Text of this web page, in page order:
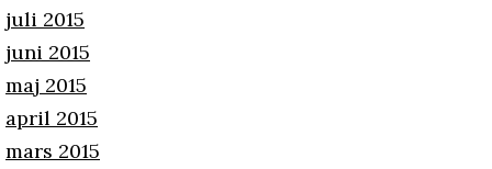
juli 2015
juni 2015
maj 2015
april 2015
mars 2015